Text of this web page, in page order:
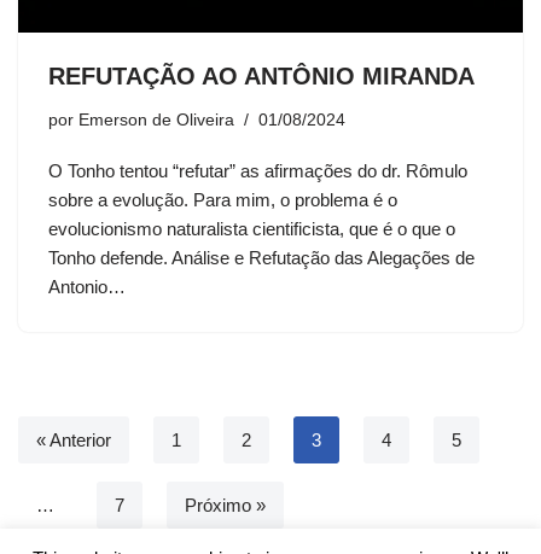
REFUTAÇÃO AO ANTÔNIO MIRANDA
por Emerson de Oliveira 01/08/2024
O Tonho tentou “refutar” as afirmações do dr. Rômulo
sobre a evolução. Para mim, o problema é o
evolucionismo naturalista cientificista, que é o que o
Tonho defende. Análise e Refutação das Alegações de
Antonio…
« Anterior 1 2 3 4 5
… 7 Próximo »